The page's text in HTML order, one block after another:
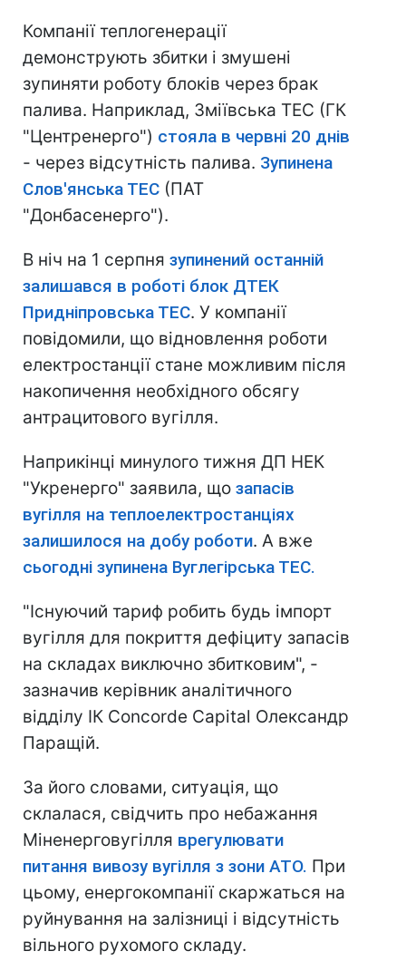
Компанії теплогенерації
демонструють збитки і змушені
зупиняти роботу блоків через брак
палива. Наприклад, Зміївська ТЕС (ГК
"Центренерго") стояла в червні 20 днів
- через відсутність палива. Зупинена
Слов'янська ТЕС (ПАТ
"Донбасенерго").
В ніч на 1 серпня зупинений останній
залишався в роботі блок ДТЕК
Придніпровська ТЕС. У компанії
повідомили, що відновлення роботи
електростанції стане можливим після
накопичення необхідного обсягу
антрацитового вугілля.
Наприкінці минулого тижня ДП НЕК
"Укренерго" заявила, що запасів
вугілля на теплоелектростанціях
залишилося на добу роботи. А вже
сьогодні зупинена Вуглегірська ТЕС.
"Існуючий тариф робить будь імпорт
вугілля для покриття дефіциту запасів
на складах виключно збитковим", -
зазначив керівник аналітичного
відділу ІК Concorde Capital Олександр
Паращій.
За його словами, ситуація, що
склалася, свідчить про небажання
Міненерговугілля врегулювати
питання вивозу вугілля з зони АТО. При
цьому, енергокомпанії скаржаться на
руйнування на залізниці і відсутність
вільного рухомого складу.